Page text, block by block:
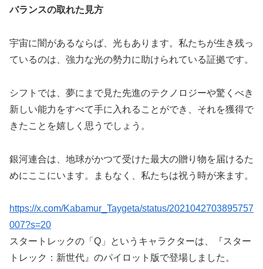
バランスの取れた見方
宇宙に闇があるならば、光もあります。私たちが生き残っ
ているのは、強力な光の勢力に助けられている証拠です。
シフトでは、夢にまで見た先進のテクノロジーや驚くべき
新しい能力をすべて手に入れることができ、それを獲得で
きたことを嬉しく思うでしょう。
銀河連合は、地球がかつて受けた最大の贈り物を届けるた
めにここにいます。まもなく、私たちは祝う時が来ます。
https://x.com/Kabamur_Taygeta/status/2021042703895757
007?s=20
スタートレックの「Q」というキャラクターは、『スター
トレック：新世代』のパイロット版で登場しました。